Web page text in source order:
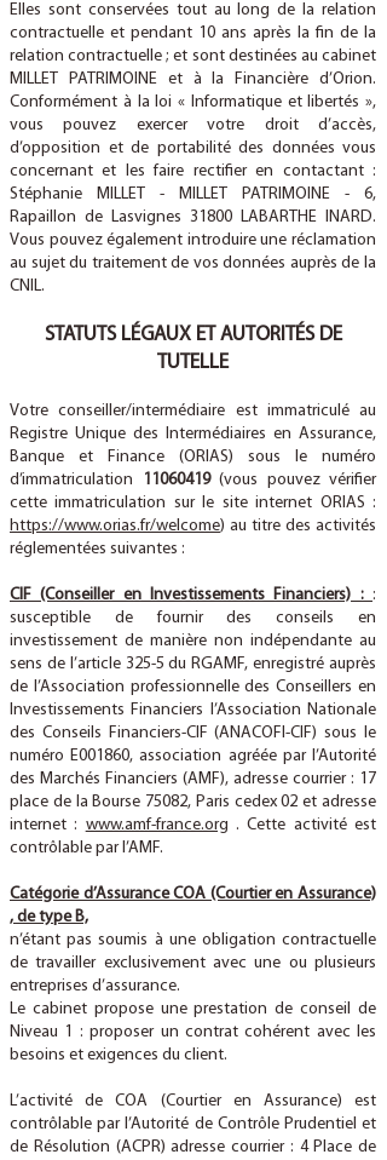
Elles sont conservées tout au long de la relation
contractuelle et pendant 10 ans après la fin de la
relation contractuelle ; et sont destinées au cabinet
MILLET PATRIMOINE et à la Financière d’Orion.
Conformément à la loi « Informatique et libertés »,
vous pouvez exercer votre droit d’accès,
d’opposition et de portabilité des données vous
concernant et les faire rectifier en contactant :
Stéphanie MILLET - MILLET PATRIMOINE - 6,
Rapaillon de Lasvignes 31800 LABARTHE INARD.
Vous pouvez également introduire une réclamation
au sujet du traitement de vos données auprès de la
CNIL.
STATUTS LÉGAUX ET AUTORITÉS DE
TUTELLE
Votre conseiller/intermédiaire est immatriculé au
Registre Unique des Intermédiaires en Assurance,
Banque et Finance (ORIAS) sous le numéro
d’immatriculation
11060419(vous pouvez vérifier
cette immatriculation sur le site internet ORIAS :
https://www.orias.fr/welcome) au titre des activités
réglementées suivantes :
CIF (Conseiller en Investissements Financiers) : :
susceptible de fournir des conseils en
investissement de manière non indépendante au
sens de l’article 325-5 du RGAMF, enregistré auprès
de l’Association professionnelle des Conseillers en
Investissements Financiers l’Association Nationale
des Conseils Financiers-CIF (ANACOFI-CIF) sous le
numéro E001860, association agréée par l’Autorité
des Marchés Financiers (AMF), adresse courrier : 17
place de la Bourse 75082, Paris cedex 02 et adresse
internet : www.amf-france.org . Cette activité est
contrôlable par l’AMF.
Catégorie d’Assurance COA (Courtier en Assurance)
, de type B,
n’étant pas soumis à une obligation contractuelle
de travailler exclusivement avec une ou plusieurs
entreprises d’assurance.
Le cabinet propose une prestation de conseil de
Niveau 1 : proposer un contrat cohérent avec les
besoins et exigences du client.
L’activité de COA (Courtier en Assurance) est
contrôlable par l’Autorité de Contrôle Prudentiel et
de Résolution (ACPR) adresse courrier : 4 Place de